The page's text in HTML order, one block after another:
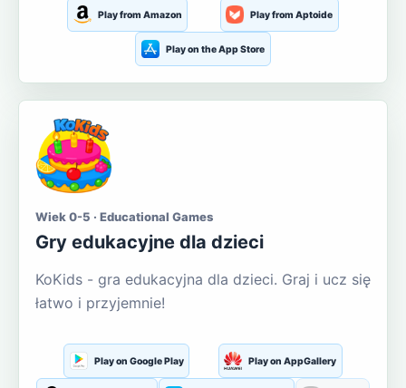
Play from Amazon Play from Aptoide
Play on the App Store
Wiek 0-5 · Educational Games
Gry edukacyjne dla dzieci
KoKids - gra edukacyjna dla dzieci. Graj i ucz się
łatwo i przyjemnie!
Play on Google Play Play on AppGallery